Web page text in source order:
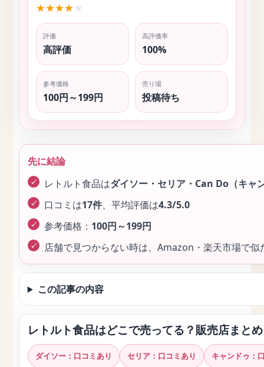
★★★★★
評価
高評価
高評価率
100%
参考価格
100円～199円
売り場
投稿待ち
先に結論
レトルト食品はダイソー・セリア・Can Do（キャ
口コミは17件、平均評価は4.3/5.0
参考価格： 100円～199円
店舗で見つからない時は、Amazon・楽天市場で
この記事の内容
レトルト食品はどこで売ってる？販売店まとめ
ダイソー：口コミあり セリア：口コミあり キャンドゥ：